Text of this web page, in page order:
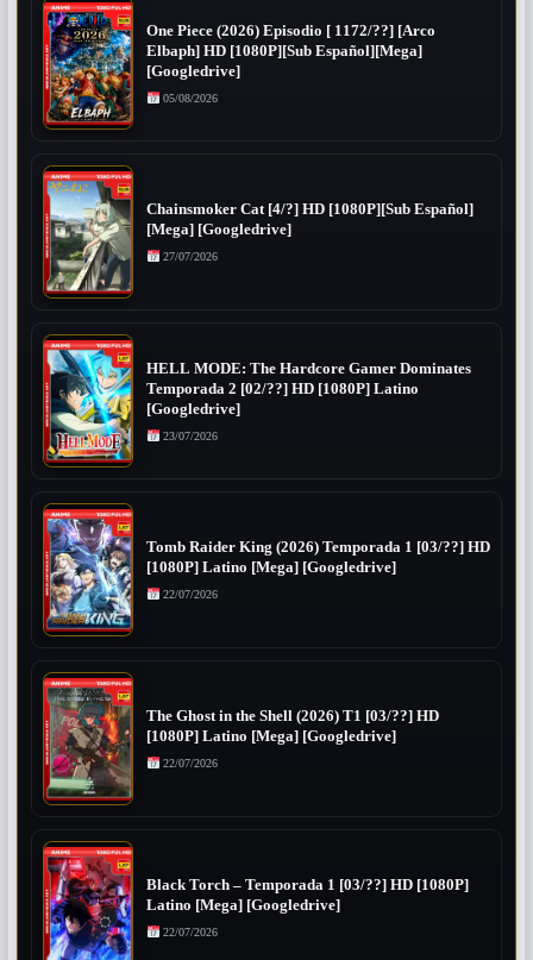
One Piece (2026) Episodio [ 1172/??] [Arco
Elbaph] HD [1080P][Sub Español][Mega]
[Googledrive]
05/08/2026
Chainsmoker Cat [4/?] HD [1080P][Sub Español]
[Mega] [Googledrive]
27/07/2026
HELL MODE: The Hardcore Gamer Dominates
Temporada 2 [02/??] HD [1080P] Latino
[Googledrive]
23/07/2026
Tomb Raider King (2026) Temporada 1 [03/??] HD
[1080P] Latino [Mega] [Googledrive]
22/07/2026
The Ghost in the Shell (2026) T1 [03/??] HD
[1080P] Latino [Mega] [Googledrive]
22/07/2026
Black Torch – Temporada 1 [03/??] HD [1080P]
Latino [Mega] [Googledrive]
22/07/2026